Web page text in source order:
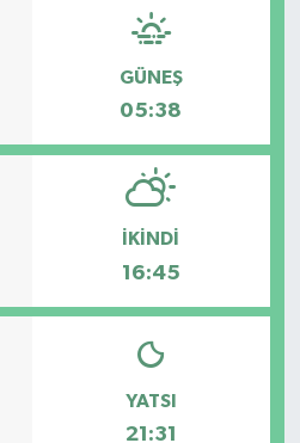
GÜNEŞ
05:38
İKINDI
16:45
YATSI
21:31